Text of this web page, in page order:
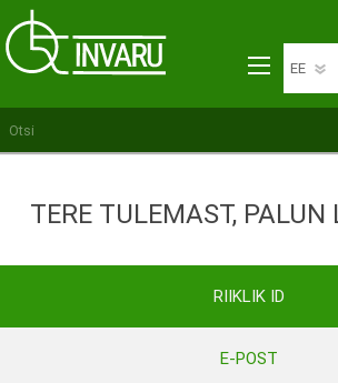
TERE TULEMAST, PALUN
RIIKLIK ID
E-POST